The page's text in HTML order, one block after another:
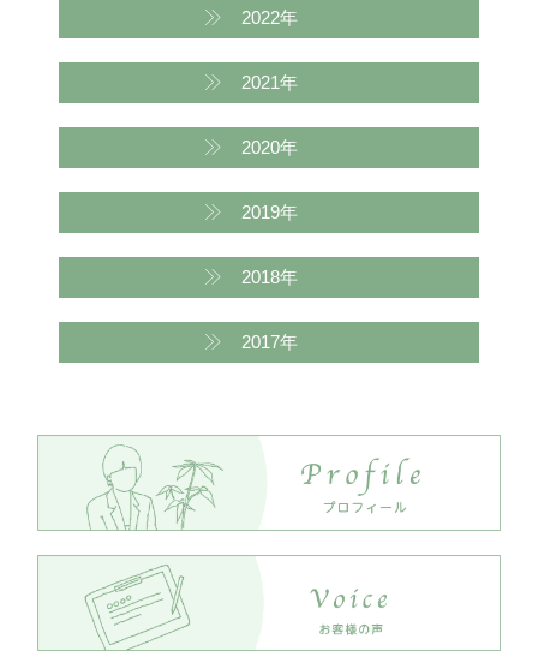
2022年
2021年
2020年
2019年
2018年
2017年